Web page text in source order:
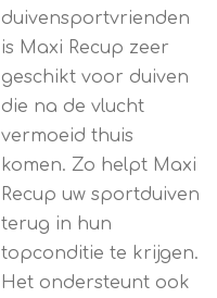
duivensportvrienden
is Maxi Recup zeer
geschikt voor duiven
die na de vlucht
vermoeid thuis
komen. Zo helpt Maxi
Recup uw sportduiven
terug in hun
topconditie te krijgen.
Het ondersteunt ook